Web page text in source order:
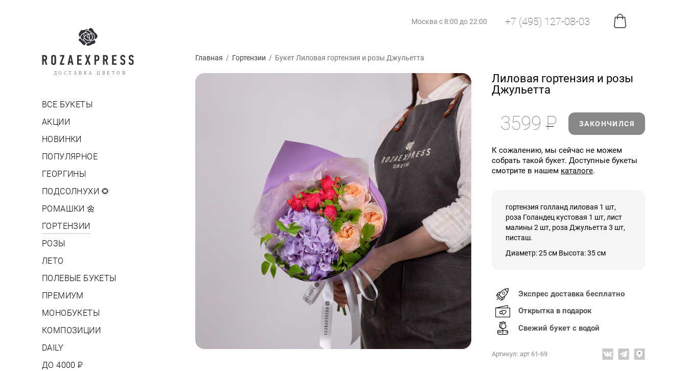
ДОСТАВКА ЦВЕТОВ
ВСЕ БУКЕТЫ
АКЦИИ
НОВИНКИ
ПОПУЛЯРНОЕ
ГЕОРГИНЫ
ПОДСОЛНУХИ 🌻
РОМАШКИ 🌼
ГОРТЕНЗИИ
РОЗЫ
ЛЕТО
ПОЛЕВЫЕ БУКЕТЫ
ПРЕМИУМ
МОНОБУКЕТЫ
КОМПОЗИЦИИ
DAILY
ДО 4000Р
Москва с 8:00 до 22:00 +7 (495) 127-08-03
Главная / Гортензии / Букет Лиловая гортензия и розы Джульетта
Лиловая гортензия и розы
Джульетта
3599Р ЗАКОНЧИЛСЯ
К сожалению, мы сейчас не можем
собрать такой букет. Доступные букеты
смотрите в нашем каталоге.
гортензия голланд лиловая 1 шт,
роза Голандец кустовая 1 шт, лист
малины 2 шт, роза Джульетта 3 шт,
писташ.
Диаметр: 25 см Высота: 35 см
Экспрес доставка бесплатно
Открытка в подарок
Свежий букет с водой
Артикул: арт 61-69